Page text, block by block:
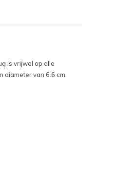
is vrijwel op alle
diameter van 6.6 cm.